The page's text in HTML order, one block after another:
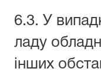
6.3. У
ладу
інших